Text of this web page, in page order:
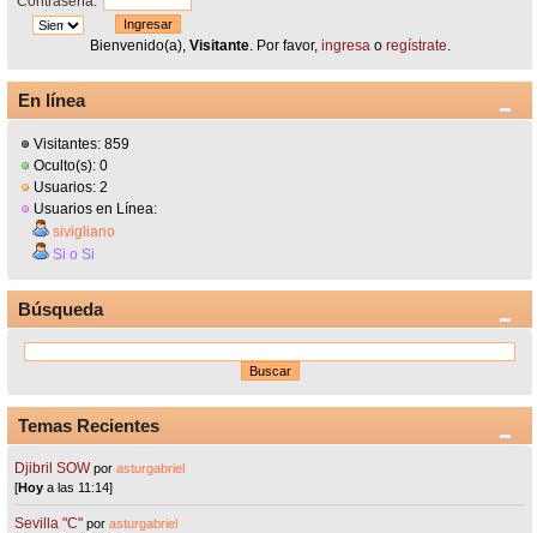
Bienvenido(a), Visitante. Por favor, ingresao regístrate.
En línea
Visitantes: 859
Oculto(s): 0
Usuarios: 2
Usuarios en Línea:
sivigliano
Si o Si
Búsqueda
Temas Recientes
Djibril SOW porasturgabriel
[Hoy a las 11:14]
Sevilla "C"porasturgabriel